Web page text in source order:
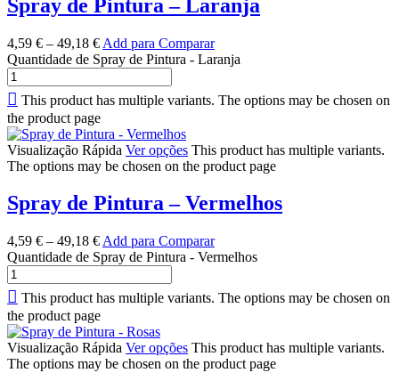
Spray de Pintura – Laranja
4,59 € – 49,18 € Add para Comparar
Quantidade de Spray de Pintura - Laranja
This product has multiple variants. The options may be chosen on
the product page
Visualização Rápida Ver opções This product has multiple variants.
The options may be chosen on the product page
Spray de Pintura – Vermelhos
4,59 € – 49,18 € Add para Comparar
Quantidade de Spray de Pintura - Vermelhos
This product has multiple variants. The options may be chosen on
the product page
Visualização Rápida Ver opções This product has multiple variants.
The options may be chosen on the product page